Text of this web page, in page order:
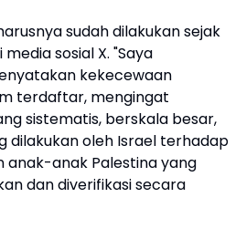
sudah dilakukan sejak
sosial X. "Saya
kekecewaan
terdaftar, mengingat
sistematis, berskala besar,
dilakukan oleh Israel terhadap
anak-anak Palestina yang
dan diverifikasi secara